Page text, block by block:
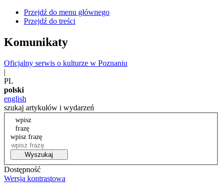
Przejdź do menu głównego
Przejdź do treści
Komunikaty
Oficjalny serwis o kulturze w Poznaniu
|
PL
polski
english
szukaj artykułów i wydarzeń
wpisz
frazę
wpisz frazę
Wyszukaj
Dostępność
Wersja kontrastowa